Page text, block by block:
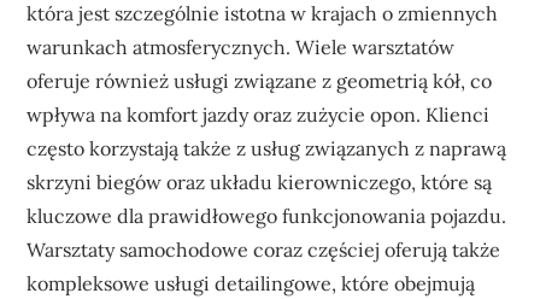
która jest szczególnie istotna w krajach o zmiennych
warunkach atmosferycznych. Wiele warsztatów
oferuje również usługi związane z geometrią kół, co
wpływa na komfort jazdy oraz zużycie opon. Klienci
często korzystają także z usług związanych z naprawą
skrzyni biegów oraz układu kierowniczego, które są
kluczowe dla prawidłowego funkcjonowania pojazdu.
Warsztaty samochodowe coraz częściej oferują także
kompleksowe usługi detailingowe, które obejmują